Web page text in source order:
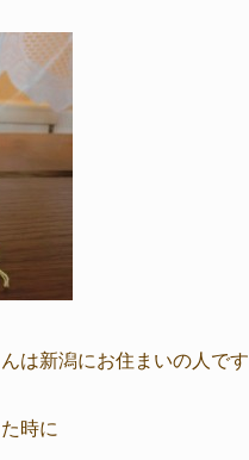
は新潟にお住まいの人です
時に